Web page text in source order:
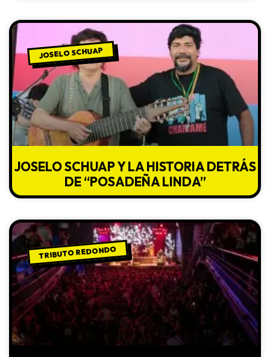
JOSELO SCHUAP
JOSELO SCHUAP Y LA HISTORIA DETRÁS
DE “POSADEÑA LINDA”
TRIBUTO REDONDO